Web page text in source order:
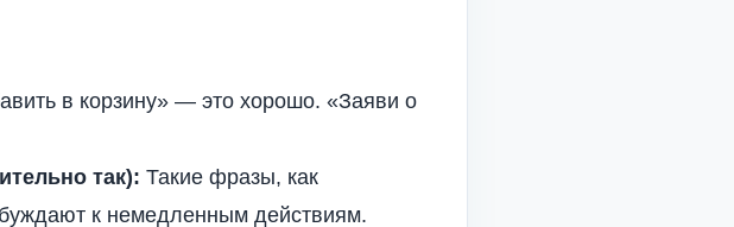
в корзину» — это хорошо. «Заяви о
так): Такие фразы, как
к немедленным действиям.